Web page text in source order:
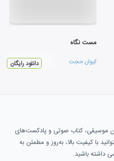
مست نگاه
کیوان حجت دانلود رایگان
موسیقی، کتاب صوتی و پادکست‌های
با کیفیت بالا، به‌روز و مطمئن به
داشته باشید.